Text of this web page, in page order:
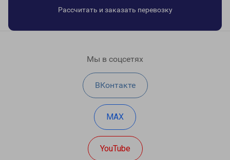
Рассчитать и заказать перевозку
Мы в соцсетях
ВКонтакте
MAX
YouTube